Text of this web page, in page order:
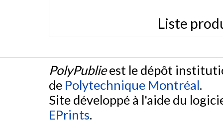
Liste
PolyPublieest le dépôt
de Polytechnique Montréal.
Site développé à l'aide du
EPrints.